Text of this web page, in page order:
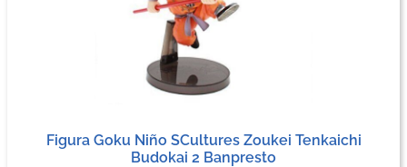
Figura Goku Niño SCultures Zoukei Tenkaichi
Budokai 2 Banpresto